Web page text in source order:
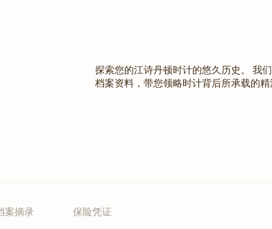
探索您的江诗丹顿时计的悠久历史。 我
档案资料，带您领略时计背后所承载的精
案摘录 保险凭证